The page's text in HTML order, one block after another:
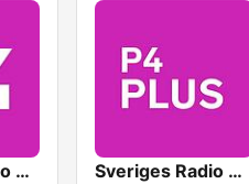
Sveriges Radio P4 Göteborg Sveriges Radio P4 Plus